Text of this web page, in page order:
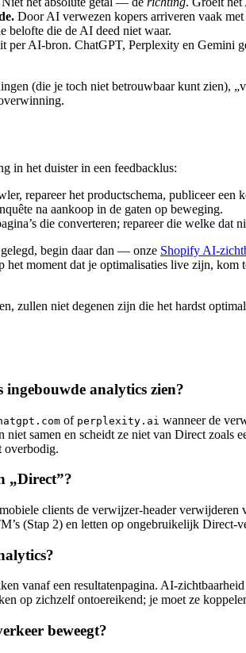
Door AI verwezen kopers arriveren vaak
belofte die de AI deed niet waar.
per AI-bron. ChatGPT, Perplexity en Gemini
(die je toch niet betrouwbaar kunt zien),
in het duister in een feedbacklus:
repareer het productschema, publiceer een
na aankoop in de gaten op beweging.
die converteren; repareer die welke dat
begin daar dan — onze Shopify AI-
moment dat je optimalisaties live zijn,
zullen niet degenen zijn die het hardst
analytics zien?
of perplexity.ai wanneer de
samen en scheidt ze niet van Direct zoals
overbodig.
„Direct”?
clients de verwijzer-header
(Stap 2) en letten op ongebruikelijk Direct-
vanaf een resultatenpagina. AI-
op zichzelf ontoereikend; je moet ze
beweegt?